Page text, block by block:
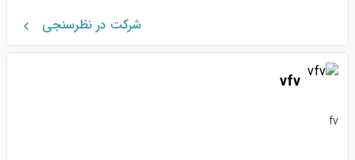
شرکت در نظرسنجی
vfv
fv